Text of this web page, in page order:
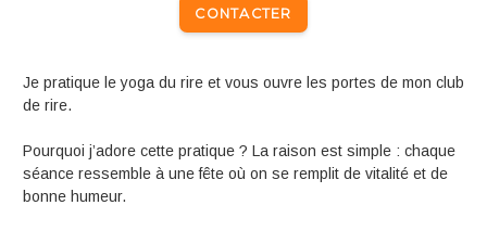
CONTACTER
Je pratique le yoga du rire et vous ouvre les portes de mon club
de rire.
Pourquoi j’adore cette pratique ? La raison est simple : chaque
séance ressemble à une fête où on se remplit de vitalité et de
bonne humeur.